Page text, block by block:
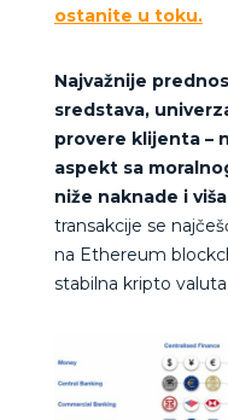
ostanite u toku.
Najvažnije
sredstava,
provere klijenta –
aspekt sa
niže naknade i
transakcije se
na Ethereum
stabilna kripto